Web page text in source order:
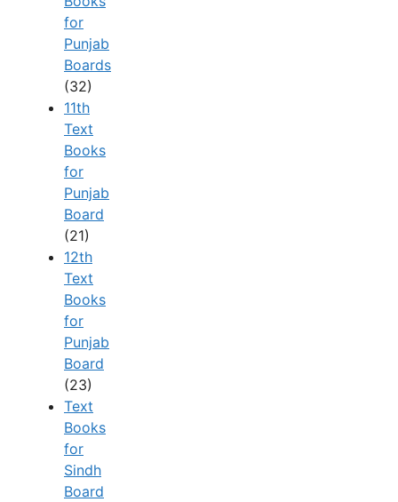
for
Punjab
Boards
(32)
11th
Text
Books
for
Punjab
Board
(21)
12th
Text
Books
for
Punjab
Board
(23)
Text
Books
for
Sindh
Board